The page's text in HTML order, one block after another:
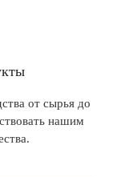
от сырья до
нашим